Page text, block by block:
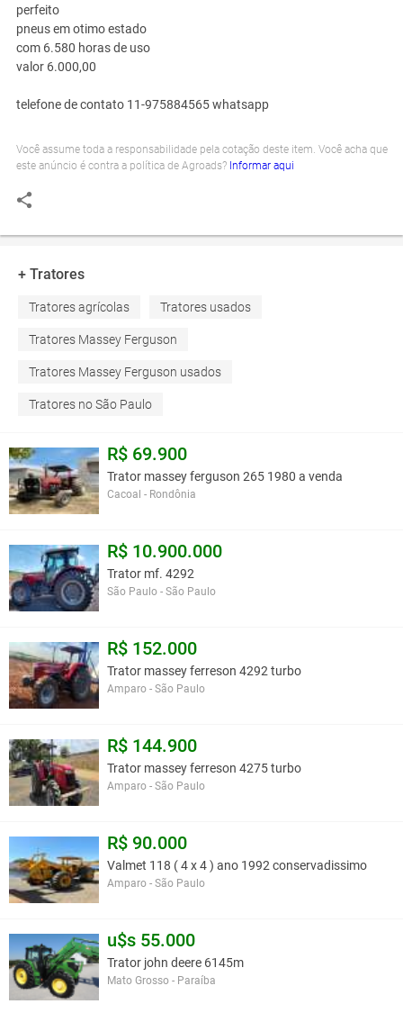
perfeito
pneus em otimo estado
com 6.580 horas de uso
valor 6.000,00
telefone de contato 11-975884565 whatsapp
Você assume toda a responsabilidade pela cotação deste item. Você acha que
este anúncio é contra a política de Agroads? Informar aqui
+ Tratores
Tratores agrícolas Tratores usados
Tratores Massey Ferguson
Tratores Massey Ferguson usados
Tratores no São Paulo
R$ 69.900
Trator massey ferguson 265 1980 a venda
Cacoal - Rondônia
R$ 10.900.000
Trator mf. 4292
São Paulo - São Paulo
R$ 152.000
Trator massey ferreson 4292 turbo
Amparo - São Paulo
R$ 144.900
Trator massey ferreson 4275 turbo
Amparo - São Paulo
R$ 90.000
Valmet 118 ( 4 x 4 ) ano 1992 conservadissimo
Amparo - São Paulo
u$s 55.000
Trator john deere 6145m
Mato Grosso - Paraíba